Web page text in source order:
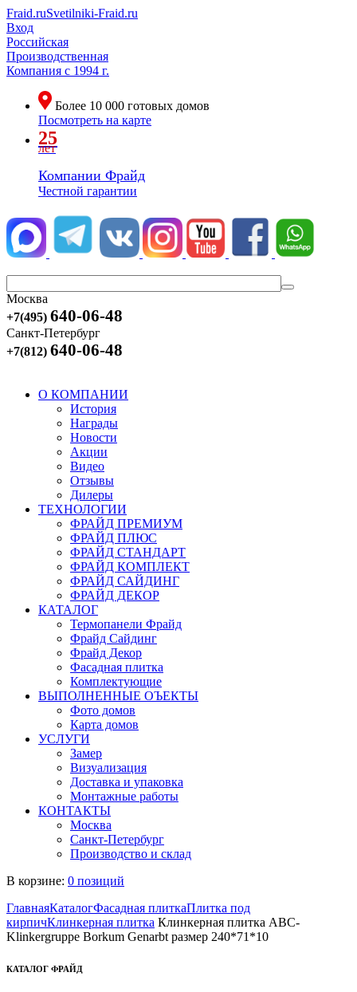
Fraid.ruSvetilniki-Fraid.ru
Вход
Российская
Производственная
Компания с 1994 г.
Более 10 000 готовых домов
Посмотреть на карте
25
лет
Компании Фрайд
Честной гарантии
Москва
+7(495) 640-06-48
Санкт-Петербург
+7(812) 640-06-48
О КОМПАНИИ
История
Награды
Новости
Акции
Видео
Отзывы
Дилеры
ТЕХНОЛОГИИ
ФРАЙД ПРЕМИУМ
ФРАЙД ПЛЮС
ФРАЙД СТАНДАРТ
ФРАЙД КОМПЛЕКТ
ФРАЙД САЙДИНГ
ФРАЙД ДЕКОР
КАТАЛОГ
Термопанели Фрайд
Фрайд Сайдинг
Фрайд Декор
Фасадная плитка
Комплектующие
ВЫПОЛНЕННЫЕ ОЪЕКТЫ
Фото домов
Карта домов
УСЛУГИ
Замер
Визуализация
Доставка и упаковка
Монтажные работы
КОНТАКТЫ
Москва
Санкт-Петербург
Производство и склад
В корзине: 0 позиций
ГлавнаяКаталогФасадная плиткаПлитка под
кирпичКлинкерная плитка Клинкерная плитка ABC-
Klinkergruppe Borkum Genarbt размер 240*71*10
КАТАЛОГ ФРАЙД